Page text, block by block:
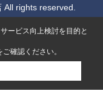
All rights reserved.
ービス向上検討を目的と
ご確認ください。